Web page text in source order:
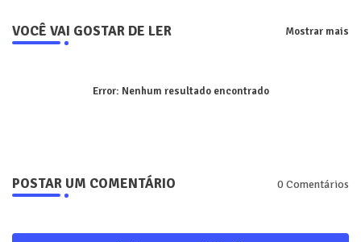
VOCÊ VAI GOSTAR DE LER Mostrar mais
Error: Nenhum resultado encontrado
POSTAR UM COMENTÁRIO 0 Comentários